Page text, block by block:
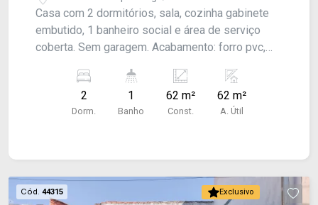
Casa com 2 dormitórios, sala, cozinha gabinete
embutido, 1 banheiro social e área de serviço
coberta. Sem garagem. Acabamento: forro pvc,
2
Dorm.
1
Banho
62 m²
Const.
62 m²
A. Útil
Exclusivo
Cód. 44315